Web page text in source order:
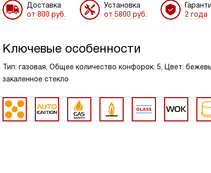
Доставка
от 800 руб.
Установка
от 5800 руб.
2 года
Ключевые особенности
Тип: газовая, Общее количество конфорок: 5, Цвет:
закаленное стекло